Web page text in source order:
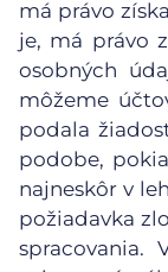
má právo
je, má právo
osobných
môžeme
podala
podobe,
najneskôr v
požiadavka